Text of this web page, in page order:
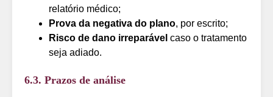
relatório médico;
Prova da negativa do plano, por escrito;
Risco de dano irreparável caso o tratamento
seja adiado.
6.3. Prazos de análise